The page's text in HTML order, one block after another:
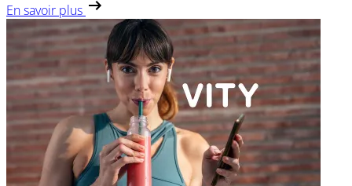
En savoir plus